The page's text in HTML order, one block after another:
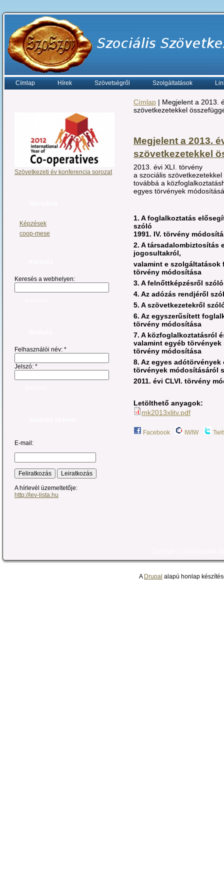
Címlap Hírek Szövetségről Szolgáltatások
Szövetkezeti év konferencia sorozat
Képzések
coop-mese
Keresés a webhelyen:
Felhasználói név: *
Jelszó: *
E-mail:
A hírlevél üzemeltetője:
http://lev-lista.hu
Címlap | Megjelent a 2013.
szövetkezetekkel
Megjelent a 2013.
szövetkezetekkel
2013. évi XLI. törvény
a szociális
továbbá a
egyes törvények
1. A foglalkoztatás
szóló
1991. IV. törvény
2. A társadalombiztosítás
jogosultakról,
valamint e szolgáltatások
törvény módosítása
3. A felnőttképzésről
4. Az adózás rendjéről
5. A szövetkezetekről
6. Az egyszerűsített
törvény módosítása
7. A közfoglalkoztatásról
valamint egyéb törvények
törvény módosítása
8. Az egyes
törvények módosításáról
2011. évi CLVI. törvény
Letölthető anyagok:
mk2013xlitv.pdf
Facebook IWIW
A Drupal alapú honlap